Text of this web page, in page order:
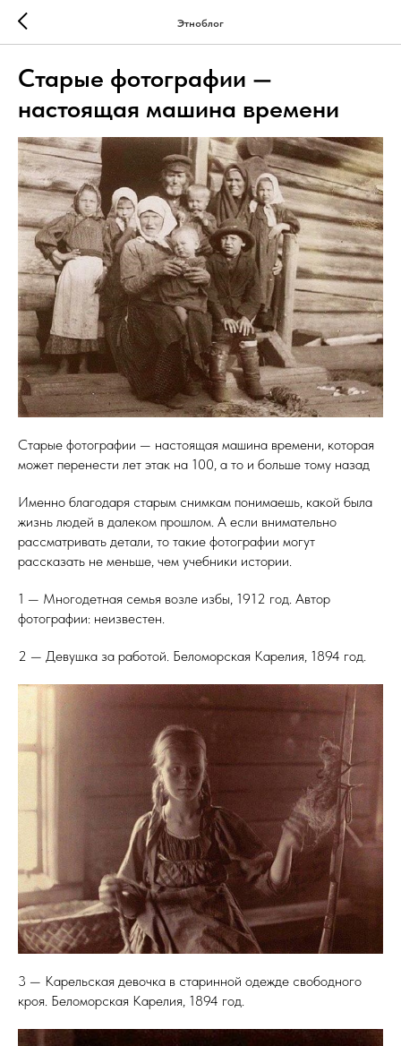
Этноблог
Старые фотографии —
настоящая машина времени
Старые фотографии — настоящая машина времени, которая
может перенести лет этак на 100, а то и больше тому назад
Именно благодаря старым снимкам понимаешь, какой была
жизнь людей в далеком прошлом. А если внимательно
рассматривать детали, то такие фотографии могут
рассказать не меньше, чем учебники истории.
1 — Многодетная семья возле избы, 1912 год. Автор
фотографии: неизвестен.
2 — Девушка за работой. Беломорская Карелия, 1894 год.
3 — Карельская девочка в старинной одежде свободного
кроя. Беломорская Карелия, 1894 год.